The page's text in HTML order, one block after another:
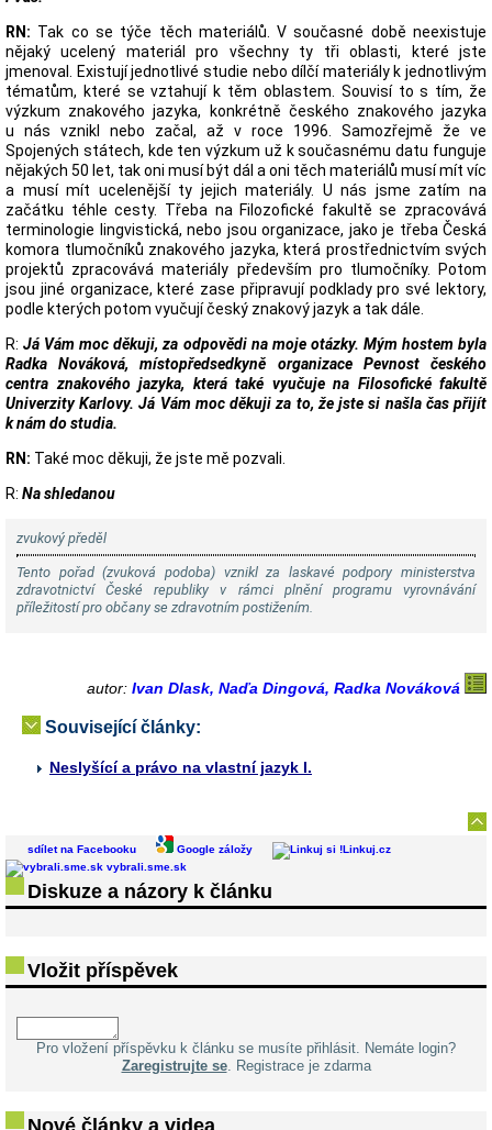
RN: Tak co se týče těch materiálů. V současné době neexistuje
nějaký ucelený materiál pro všechny ty tři oblasti, které jste
jmenoval. Existují jednotlivé studie nebo dílčí materiály k jednotlivým
tématům, které se vztahují k těm oblastem. Souvisí to s tím, že
výzkum znakového jazyka, konkrétně českého znakového jazyka
u nás vznikl nebo začal, až v roce 1996. Samozřejmě že ve
Spojených státech, kde ten výzkum už k současnému datu funguje
nějakých 50 let, tak oni musí být dál a oni těch materiálů musí mít víc
a musí mít ucelenější ty jejich materiály. U nás jsme zatím na
začátku téhle cesty. Třeba na Filozofické fakultě se zpracovává
terminologie lingvistická, nebo jsou organizace, jako je třeba Česká
komora tlumočníků znakového jazyka, která prostřednictvím svých
projektů zpracovává materiály především pro tlumočníky. Potom
jsou jiné organizace, které zase připravují podklady pro své lektory,
podle kterých potom vyučují český znakový jazyk a tak dále.
R:Já Vám moc děkuji, za odpovědi na moje otázky. Mým hostem byla
Radka Nováková, místopředsedkyně organizace Pevnost českého
centra znakového jazyka, která také vyučuje na Filosofické fakultě
Univerzity Karlovy. Já Vám moc děkuji za to, že jste si našla čas přijít
k nám do studia.
RN: Také moc děkuji, že jste mě pozvali.
R: Na shledanou
zvukový předěl
Tento pořad (zvuková podoba) vznikl za laskavé podpory ministerstva
zdravotnictví České republiky v rámci plnění programu vyrovnávání
příležitostí pro občany se zdravotním postižením.
autor: Ivan Dlask, Naďa Dingová, Radka Nováková
Související články:
Neslyšící a právo na vlastní jazyk I.
sdílet na Facebooku Google záložy
Linkuj.cz
vybrali.sme.sk
Diskuze a názory k článku
Vložit příspěvek
Pro vložení příspěvku k článku se musíte přihlásit. Nemáte login?
Zaregistrujte se. Registrace je zdarma
Nové články a videa